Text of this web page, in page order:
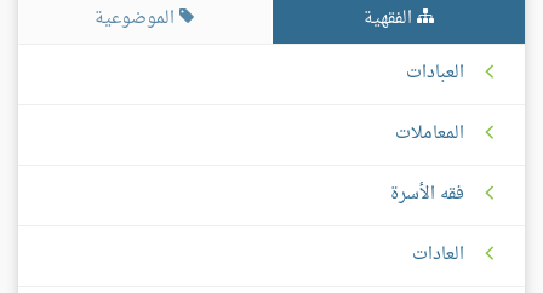
الفقهية
الموضوعية
العبادات
المعاملات
فقه الأسرة
العادات